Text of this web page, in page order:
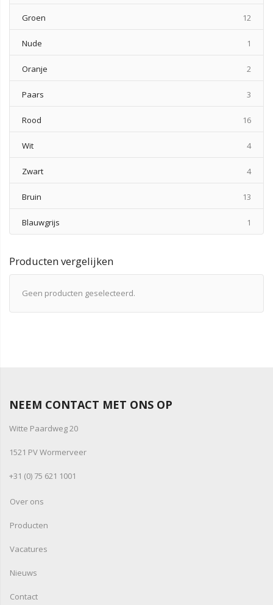
Groen 12
Nude 1
Oranje 2
Paars 3
Rood 16
Wit 4
Zwart 4
Bruin 13
Blauwgrijs 1
Producten vergelijken
Geen producten geselecteerd.
NEEM CONTACT MET ONS OP
Witte Paardweg 20
1521 PV Wormerveer
+31 (0) 75 621 1001
Over ons
Producten
Vacatures
Nieuws
Contact